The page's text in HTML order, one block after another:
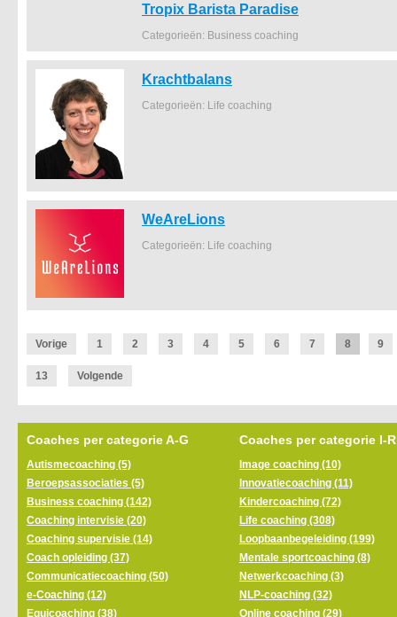
Tropix Barista Paradise
Categorieën: Business coaching
Krachtbalans
Categorieën: Life coaching
WeAreLions
Categorieën: Life coaching
Vorige 1 2 3 4 5 6 7 8 9
13 Volgende
Coaches per categorie A-G
Autismecoaching (5)
Beroepsassociaties (5)
Business coaching (142)
Coaching intervisie (20)
Coaching supervisie (14)
Coach opleiding (37)
Communicatiecoaching (50)
e-Coaching (12)
Equicoaching (38)
Coaches per categorie I-R
Image coaching (10)
Innovatiecoaching (11)
Kindercoaching (72)
Life coaching (308)
Loopbaanbegeleiding (199)
Mentale sportcoaching (8)
Netwerkcoaching (3)
NLP-coaching (32)
Online coaching (29)